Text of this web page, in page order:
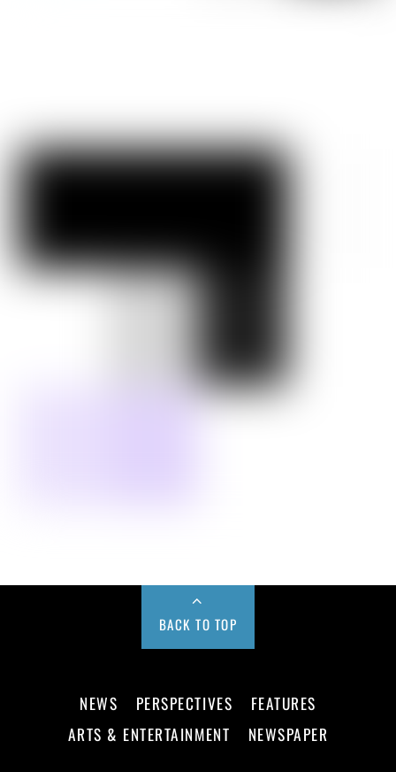
BACK TO TOP
NEWS PERSPECTIVES
FEATURES
ARTS & ENTERTAINMENT
NEWSPAPER